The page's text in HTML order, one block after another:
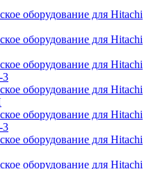
оборудование для Hitachi
оборудование для Hitachi
оборудование для Hitachi
3
оборудование для Hitachi
оборудование для Hitachi
3
оборудование для Hitachi
оборудование для Hitachi